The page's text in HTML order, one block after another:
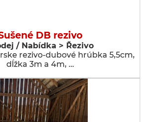
DB rezivo
/ Nabídka > Řezivo
rezivo-dubové hrúbka 5,5cm,
dĺžka 3m a 4m, …